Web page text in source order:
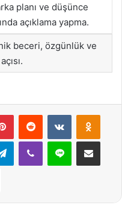
planı ve düşünce
açıklama yapma.
beceri, özgünlük ve
PinterestReddit VKontakte
TelegramViber Line E-Posta ile